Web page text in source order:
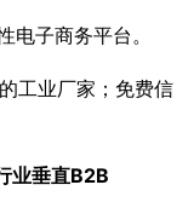
电子商务平台。
工业厂家；免费信
业垂直B2B